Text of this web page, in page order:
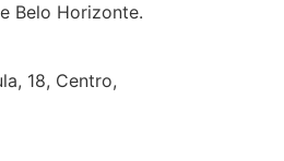
Belo Horizonte.
18, Centro,